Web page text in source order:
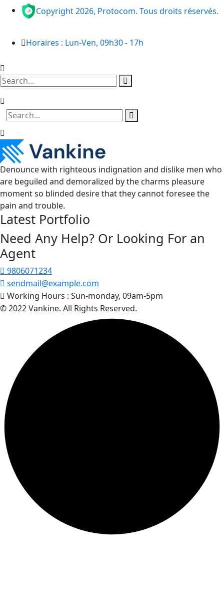
Copyright 2026, Protocom. Tous droits réservés.
Horaires : Lun-Ven, 09h30 - 17h
Denounce with righteous indignation and dislike men who
are beguiled and demoralized by the charms pleasure
moment so blinded desire that they cannot foresee the
pain and trouble.
Latest Portfolio
Need Any Help? Or Looking For an
Agent
9806071234
sendmail@example.com
Working Hours : Sun-monday, 09am-5pm
© 2022 Vankine. All Rights Reserved.